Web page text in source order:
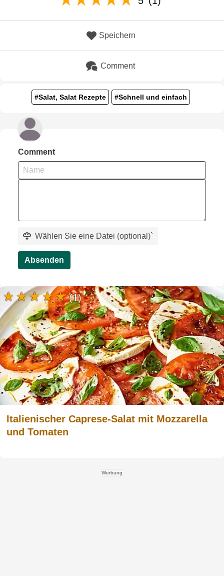
Speichern
Comment
#Salat, Salat Rezepte #Schnell und einfach
Comment
Wählen Sie eine Datei (optional)`
Absenden
Italienischer Caprese-Salat mit Mozzarella
und Tomaten
(1)
Werbung